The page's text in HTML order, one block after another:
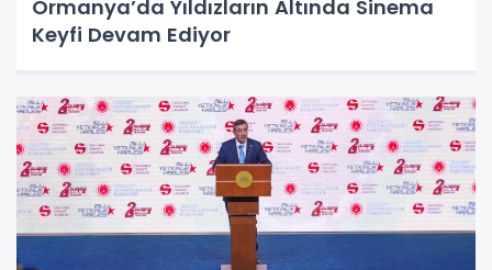
Ormanya’da Yıldızların Altında Sinema
Keyfi Devam Ediyor